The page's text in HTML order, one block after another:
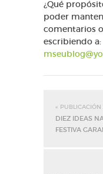
¿Qué
poder
comentarios
escribiendo a:
« PUBLICACIÓN
DIEZ IDEAS
FESTIVA